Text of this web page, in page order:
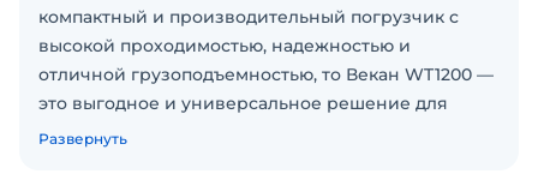
компактный и производительный погрузчик с
высокой проходимостью, надежностью и
отличной грузоподъемностью, то Векан WT1200 —
это выгодное и универсальное решение для
ваших задач..
Развернуть